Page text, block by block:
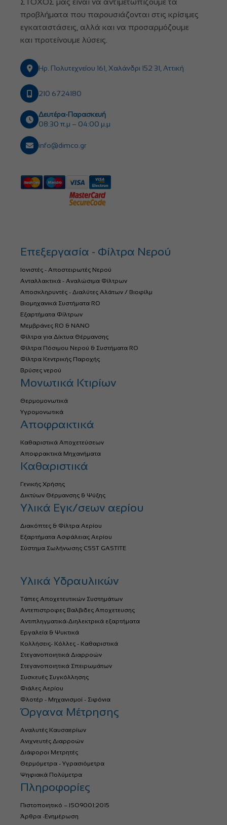
ΣΤΟΧΟΣ μας είναι να αντιμετωπίζουμε τα
προβλήματα που παρουσιάζονται στις κρίσιμες
εγκαταστάσεις, αλλά και να προσαρμόζουμε
και προτείνουμε λύσεις.
Ηρ. Πολυτεχνείου 161, Χαλάνδρι 152 31, Αττική
210 6724180
Δευτέρα-Παρασκευή
08:30 π.μ – 04:00 μ.μ
info@dimco.gr
Επεξεργασία - Φίλτρα Νερού
Ιονιστές - Αποστειρωτές Νερού
Ανταλλακτικά - Αναλώσιμα Φίλτρων
Αποσκληρυντές - Διαλύτες Αλάτων / Βιοφίλμ
Βιομηχανικά Συστήματα RO
Εξαρτήματα Φίλτρων
Μεμβράνες RO & NANO
Φίλτρα για Δίκτυα Θέρμανσης
Φίλτρα Πόσιμου Νερού & Συστήματα RO
Φίλτρα Κεντρικής Παροχής
Βρύσες νερού
Μονωτικά Κτιρίων
Θερμομονωτικά
Υγρομονωτικά
Αποφρακτικά
Καθαριστικά Αποχετεύσεων
Αποφρακτικά Μηχανήματα
Καθαριστικά
Γενικής Χρήσης
Δικτύων Θέρμανσης & Ψύξης
Υλικά Εγκ/σεων αερίου
Διακόπτες & Φίλτρα Αερίου
Εξαρτήματα Ασφάλειας Αερίου
Σύστημα Σωλήνωσης CSST GASTITE
Υλικά Υδραυλικών
Τάπες Αποχετευτικών Συστημάτων
Αντεπιστροφες Βαλβιδες Αποχετευσης
Αντιπληγματικά-Διηλεκτρικά εξαρτήματα
Εργαλεία & Ψυκτικά
Κολλήσεις- Κόλλες - Καθαριστικά
Στεγανοποιητικά Διαρροών
Στεγανοποιητικά Σπειρωμάτων
Συσκευές Συγκόλλησης
Φιάλες Αερίου
Φλοτέρ - Μηχανισμοί - Σιφόνια
Όργανα Μέτρησης
Αναλυτές Καυσαερίων
Ανιχνευτές Διαρροών
Διάφοροι Μετρητές
Θερμόμετρα - Υγρασιόμετρα
Ψηφιακά Πολύμετρα
Πληροφορίες
Πιστοποιητικό – ISO9001:2015
Άρθρα -Ενημέρωση